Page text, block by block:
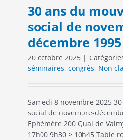
30 ans du
social de
décembre 1995
20 octobre 2025 |
séminaires, congrès, Non
Samedi 8 novembre 2025
social de novembre-
Ephémère 200 Quai de
17h00 9h30 > 10h45 Table